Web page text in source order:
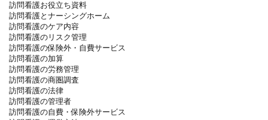
訪問看護お役立ち資料
訪問看護とナーシングホーム
訪問看護のケア内容
訪問看護のリスク管理
訪問看護の保険外・自費サービス
訪問看護の加算
訪問看護の労務管理
訪問看護の商圏調査
訪問看護の法律
訪問看護の管理者
訪問看護の自費・保険外サービス